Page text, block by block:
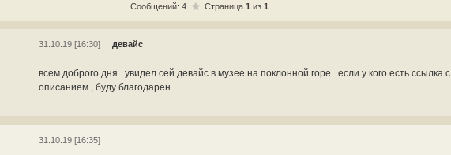
Сообщений: 4 Страница 1 из 1
31.10.19 [16:30] девайс
всем доброго дня . увидел сей девайс в музее на поклонной горе . если у кого есть ссылка с
описанием , буду благодарен .
31.10.19 [16:35]